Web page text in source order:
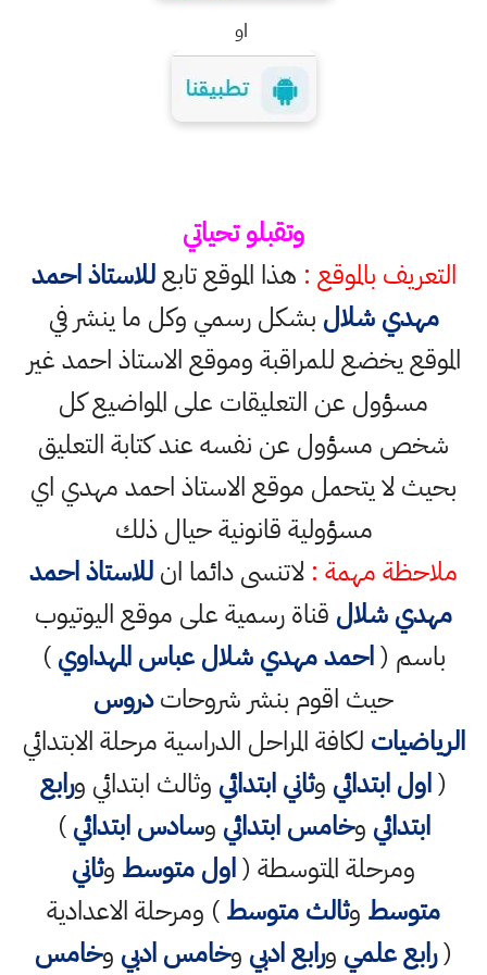
او
وتقبلو تحياتي
التعريف بالموقع : هذا الموقع تابعللاستاذ احمد
مهدي شلال بشكل رسمي وكل ما ينشر في
الموقع يخضع للمراقبة وموقع الاستاذ احمد غير
مسؤول عن التعليقات على المواضيع كل
شخص مسؤول عن نفسه عند كتابة التعليق
بحيث لا يتحمل موقع الاستاذ احمد مهدي اي
مسؤولية قانونية حيال ذلك
ملاحظة مهمة : لاتنسى دائما انللاستاذ احمد
مهدي شلال قناة رسمية على موقع اليوتيوب
باسم (احمد مهدي شلال عباس المهداوي)
حيث اقوم بنشر شروحاتدروس
الرياضيات لكافة المراحل الدراسية مرحلة الابتدائي
(اول ابتدائي وثاني ابتدائي وثالث ابتدائي ورابع
ابتدائي وخامس ابتدائي وسادس ابتدائي)
ومرحلة المتوسطة (اول متوسط وثاني
متوسط وثالث متوسط) ومرحلة الاعدادية
(رابع علمي ورابع ادبي وخامس ادبي وخامس